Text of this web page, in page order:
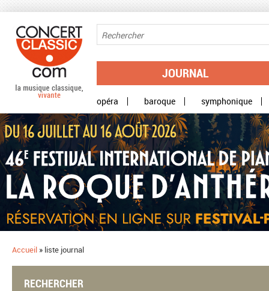
JOURNAL
opéra baroque symphonique
Accueil » liste journal
RECHERCHER